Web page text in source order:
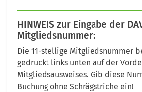
HINWEIS zur Eingabe der
Mitgliedsnummer:
Die 11-stellige Mitgliedsnummer
gedruckt links unten auf der
Mitgliedsausweises. Gib diese
Buchung ohne Schrägstriche ein!